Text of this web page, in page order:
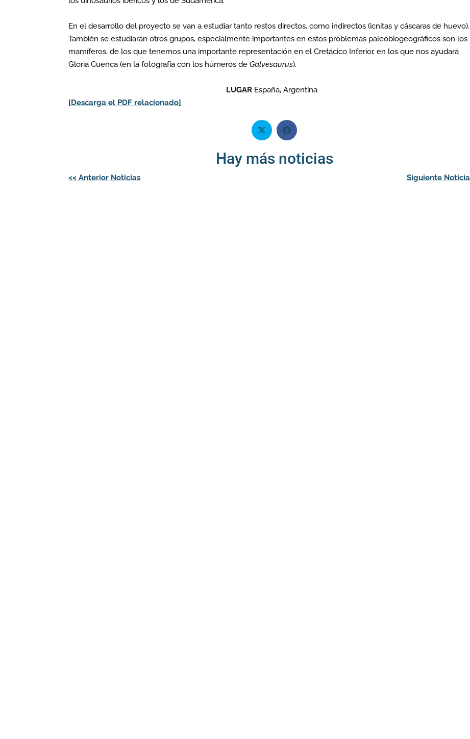
En el desarrollo del proyecto se van a estudiar tanto restos directos, como indirectos (icnitas y cáscaras de huevo).
También se estudiarán otros grupos, especialmente importantes en estos problemas paleobiogeográficos son los
mamíferos, de los que tenemos una importante representación en el Cretácico Inferior, en los que nos ayudará
Gloria Cuenca (en la fotografía con los húmeros deGalvesaurus).
LUGAR España, Argentina
[Descarga el PDF relacionado]
Hay más noticias
Navegación
<<Anterior Noticias Siguiente Noticia